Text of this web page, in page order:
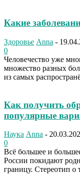
Какие
Здоровье Anna -
0
Человечество уже
множество разных
из самых
Как получить
популярные
Наука Anna -
0
Всё большее и
России покидают
границу. Стереотип о